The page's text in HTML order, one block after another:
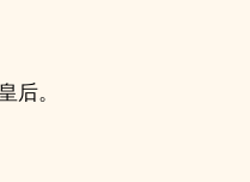
后。